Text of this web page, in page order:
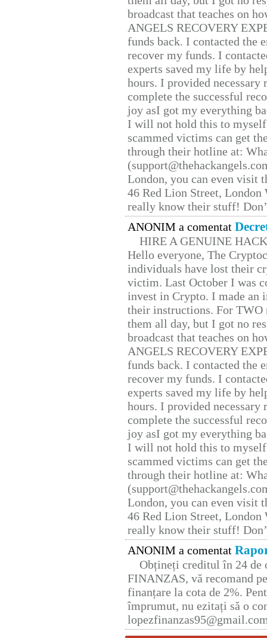
broadcast that teaches on
ANGELS RECOVERY
funds back. I contacted the
recover my funds. I
experts saved my life by
hours. I provided
complete the successful
joy asI got my everything
I will not hold this to
scammed victims can get
through their hotline at:
London, you can even visit
46 Red Lion Street, London
really know their stuff!
ANONIM a comentat
HIRE A GENUINE
Hello everyone, The
individuals have lost their
victim. Last October I was
invest in Crypto. I made
their instructions. For TWO
them all day, but I got no
broadcast that teaches on
ANGELS RECOVERY
funds back. I contacted the
recover my funds. I
experts saved my life by
hours. I provided
complete the successful
joy asI got my everything
I will not hold this to
scammed victims can get
through their hotline at:
London, you can even visit
46 Red Lion Street, London
really know their stuff!
ANONIM a comentat
Obțineți creditul în 24 de
FINANZAS, vă recomand
finanțare la cota de 2%.
împrumut, nu ezitați să o